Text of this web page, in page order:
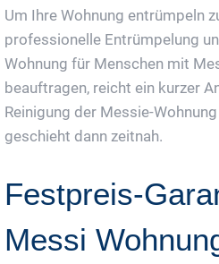
Um Ihre Wohnung entrümpeln
professionelle Entrümpelung
Wohnung für Menschen mit
beauftragen, reicht ein kurzer
Reinigung der Messie-
geschieht dann zeitnah.
Festpreis-
Messi